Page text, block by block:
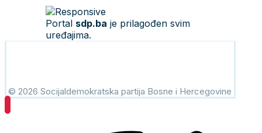
Portal sdp.ba je prilagođen svim
uređajima.
© 2026 Socijaldemokratska partija Bosne i Hercegovine